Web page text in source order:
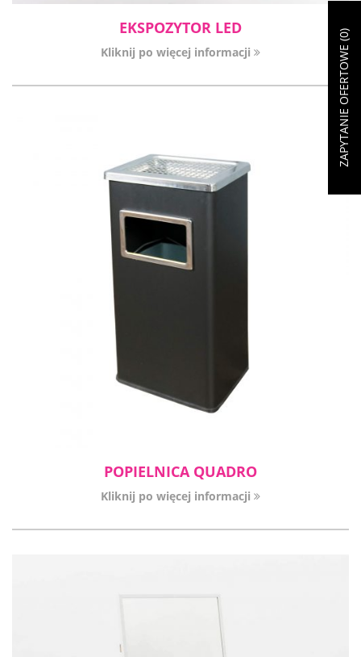
EKSPOZYTOR LED
Kliknij po więcej informacji
POPIELNICA QUADRO
Kliknij po więcej informacji
ZAPYTANIE OFERTOWE (
0
)